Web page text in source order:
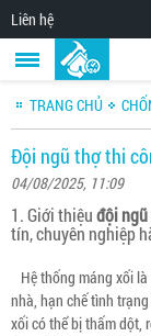
Liên hệ
TRANG CHỦ
Đội ngũ thợ thi
04/08/2025, 11:09
1. Giới thiệuđội
tín, chuyên nghiệp
Hệ thống máng xối
nhà, hạn chế tình
xối có thể bị thấm dột,